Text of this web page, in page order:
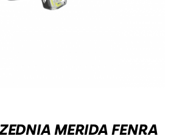
MERIDA FENRA